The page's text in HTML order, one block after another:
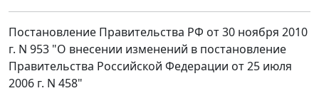
Постановление Правительства РФ от 30 ноября 2010
г. N 953 "О внесении изменений в постановление
Правительства Российской Федерации от 25 июля
2006 г. N 458"